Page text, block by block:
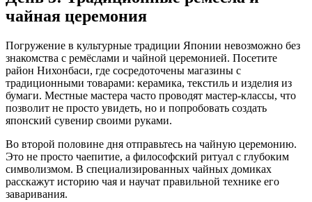
чайная церемония
Погружение в культурные традиции Японии невозможно без
знакомства с ремёслами и чайной церемонией. Посетите
район Нихонбаси, где сосредоточены магазины с
традиционными товарами: керамика, текстиль и изделия из
бумаги. Местные мастера часто проводят мастер-классы, что
позволит не просто увидеть, но и попробовать создать
японский сувенир своими руками.
Во второй половине дня отправьтесь на чайную церемонию.
Это не просто чаепитие, а философский ритуал с глубоким
символизмом. В специализированных чайных домиках
расскажут историю чая и научат правильной технике его
заваривания.